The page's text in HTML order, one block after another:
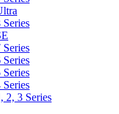
2, 3 Series